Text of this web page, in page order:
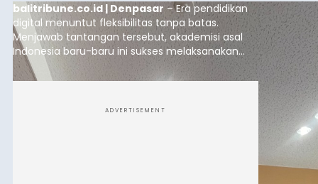
balitribune.co.id | Denpasar – Era pendidikan
digital menuntut fleksibilitas tanpa batas.
Menjawab tantangan tersebut, akademisi asal
Indonesia baru-baru ini sukses melaksanakan
program Pengabdian Kepada Masyarakat (PKM)
skala internasional di Distributed Systems
ADVERTISEMENT